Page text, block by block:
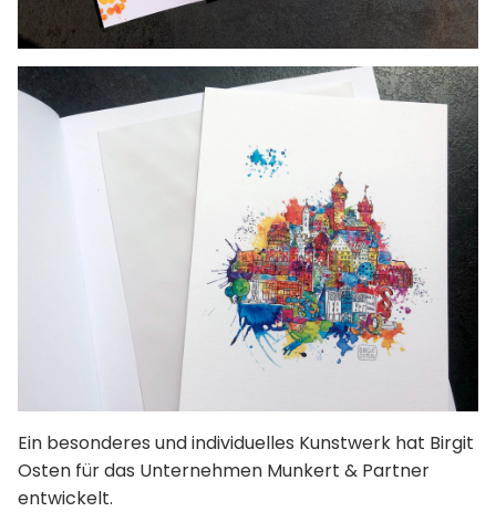
Ein besonderes und individuelles Kunstwerk hat Birgit
Osten für das Unternehmen Munkert & Partner
entwickelt.